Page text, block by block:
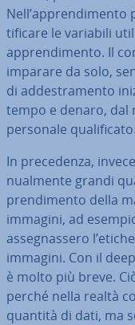
ti­fi­ca­re le variabili
ap­pren­di­men­to. Il
imparare da solo,
di ad­de­stra­men­to
tempo e denaro, dal
personale qua­li­fi­ca­to.
In pre­ce­den­za,
nual­men­te grandi
pren­di­men­to della
immagini, ad
as­se­gnas­se­ro
immagini. Con il
è molto più breve.
perché nella realtà
quantità di dati, ma